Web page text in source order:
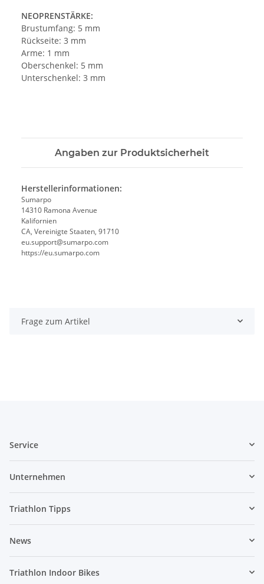
NEOPRENSTÄRKE:
Brustumfang: 5 mm
Rückseite: 3 mm
Arme: 1 mm
Oberschenkel: 5 mm
Unterschenkel: 3 mm
Angaben zur Produktsicherheit
Herstellerinformationen:
Sumarpo
14310 Ramona Avenue
Kalifornien
CA, Vereinigte Staaten, 91710
eu.support@sumarpo.com
https://eu.sumarpo.com
Frage zum Artikel
Service
Unternehmen
Triathlon Tipps
News
Triathlon Indoor Bikes